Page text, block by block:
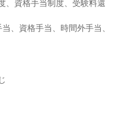
、資格手当制度、受験料還
、資格手当、時間外手当、